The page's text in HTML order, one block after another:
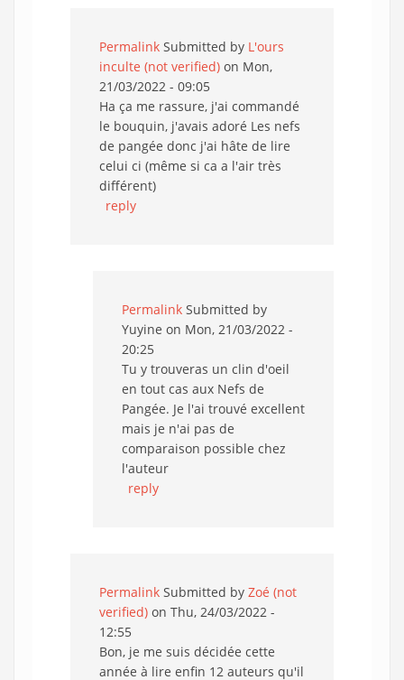
Permalink Submitted by L'ours
inculte (not verified) on Mon,
21/03/2022 - 09:05
Ha ça me rassure, j'ai commandé
le bouquin, j'avais adoré Les nefs
de pangée donc j'ai hâte de lire
celui ci (même si ca a l'air très
différent)
reply
Permalink Submitted by
Yuyine on Mon, 21/03/2022 -
20:25
Tu y trouveras un clin d'oeil
en tout cas aux Nefs de
Pangée. Je l'ai trouvé excellent
mais je n'ai pas de
comparaison possible chez
l'auteur
reply
Permalink Submitted by Zoé (not
verified) on Thu, 24/03/2022 -
12:55
Bon, je me suis décidée cette
année à lire enfin 12 auteurs qu'il